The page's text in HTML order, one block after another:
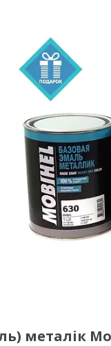
металік